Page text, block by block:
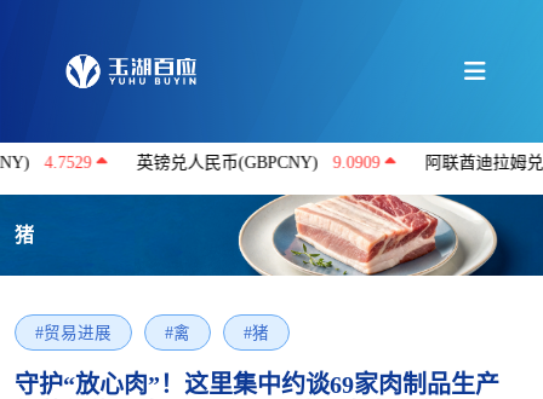
英镑兑人民币(GBPCNY) 9.0909 阿联酋迪拉姆兑人民币
猪
#贸易进展 #禽 #猪
守护“放心肉”！这里集中约谈69家肉制品生产